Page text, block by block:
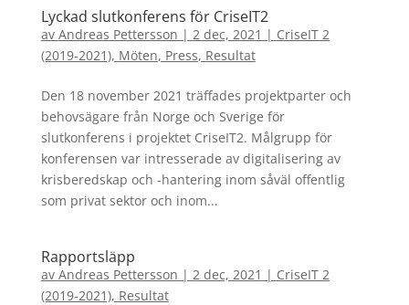
Lyckad slutkonferens för CriseIT2
av Andreas Pettersson | 2 dec, 2021 | CriseIT 2
(2019-2021), Möten, Press, Resultat
Den 18 november 2021 träffades projektparter och
behovsägare från Norge och Sverige för
slutkonferens i projektet CriseIT2. Målgrupp för
konferensen var intresserade av digitalisering av
krisberedskap och -hantering inom såväl offentlig
som privat sektor och inom...
Rapportsläpp
av Andreas Pettersson | 2 dec, 2021 | CriseIT 2
(2019-2021), Resultat